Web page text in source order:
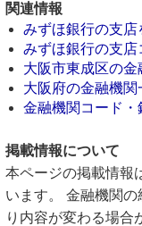
関連情報
みずほ銀行の支店
みずほ銀行の支
大阪市東成区の金
大阪府の金融機関
金融機関コード
掲載情報について
本ページの掲載情報
います。 金融機関
り内容が変わる場合